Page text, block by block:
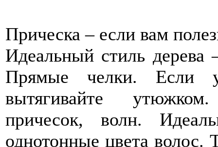
Прическа – если вам
Идеальный стиль
Прямые челки. Если
вытягивайте
причесок, волн.
однотонные цвета